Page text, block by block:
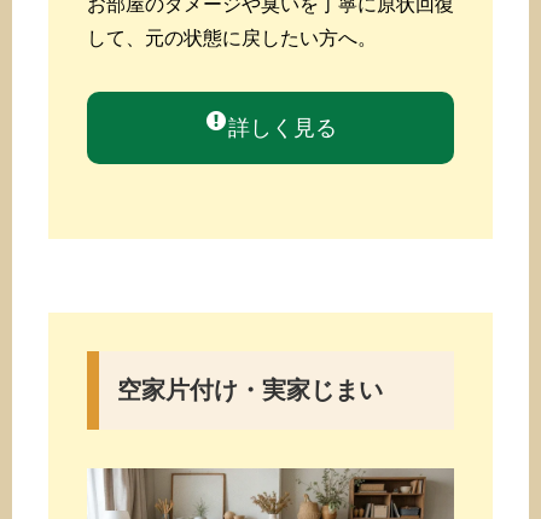
お部屋のダメージや臭いを丁寧に原状回復
して、元の状態に戻したい方へ。
詳しく見る
空家片付け・実家じまい